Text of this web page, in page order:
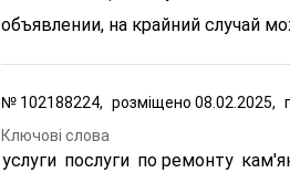
объявлении, на крайний случай
№ 102188224, розміщено 08.02.2025,
Ключові слова
услуги послуги по ремонту